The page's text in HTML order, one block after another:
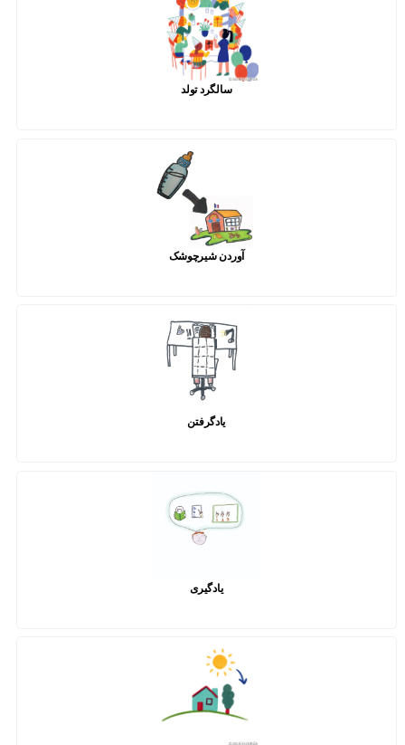
سالگرد تولد
آوردن شیرچوشک
یادگرفتن
یادگیری